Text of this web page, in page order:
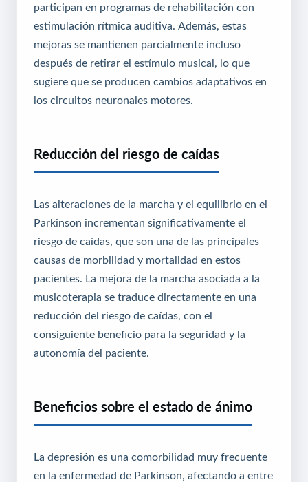
participan en programas de rehabilitación con
estimulación rítmica auditiva. Además, estas
mejoras se mantienen parcialmente incluso
después de retirar el estímulo musical, lo que
sugiere que se producen cambios adaptativos en
los circuitos neuronales motores.
Reducción del riesgo de caídas
Las alteraciones de la marcha y el equilibrio en el
Parkinson incrementan significativamente el
riesgo de caídas, que son una de las principales
causas de morbilidad y mortalidad en estos
pacientes. La mejora de la marcha asociada a la
musicoterapia se traduce directamente en una
reducción del riesgo de caídas, con el
consiguiente beneficio para la seguridad y la
autonomía del paciente.
Beneficios sobre el estado de ánimo
La depresión es una comorbilidad muy frecuente
en la enfermedad de Parkinson, afectando a entre